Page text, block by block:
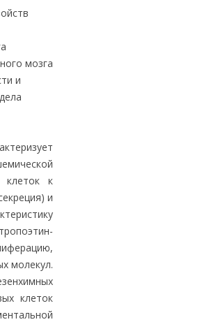
мозга
и
клеток к
и
молекул.
клеток